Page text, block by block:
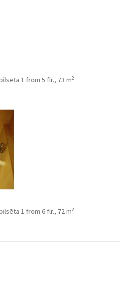
1 from 5 flr., 73 m2
1 from 6 flr., 72 m2